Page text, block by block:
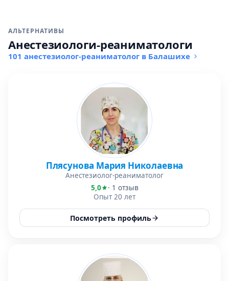
АЛЬТЕРНАТИВЫ
Анестезиологи-реаниматологи
101 анестезиолог-реаниматолог в Балашихе
Плясунова Мария Николаевна
Анестезиолог-реаниматолог
5,0
· 1 отзыв
Опыт 20 лет
Посмотреть профиль